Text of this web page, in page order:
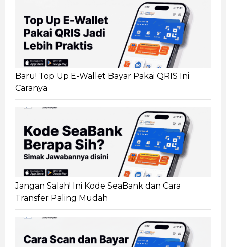
Baru! Top Up E-Wallet Bayar Pakai QRIS Ini
Caranya
Jangan Salah! Ini Kode SeaBank dan Cara
Transfer Paling Mudah